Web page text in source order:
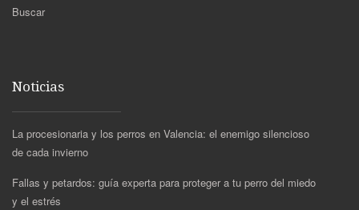
Buscar
Noticias
La procesionaria y los perros en Valencia: el enemigo silencioso
de cada invierno
Fallas y petardos: guía experta para proteger a tu perro del miedo
y el estrés